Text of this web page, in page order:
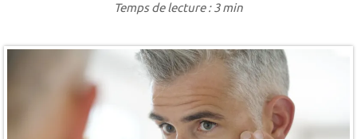
Temps de lecture : 3 min